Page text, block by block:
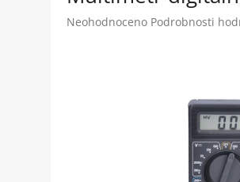
Průměrné
Neohodnoceno Podrobnosti